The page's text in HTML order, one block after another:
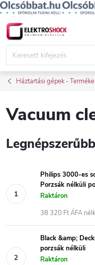
Ugrás
Háztartási gépek -
Vacuum
Philips 3000-es
Porzsák nélküli
Raktáron
38 320 Ft ÁFA
Black &amp;
porzsák nélküli
Raktáron